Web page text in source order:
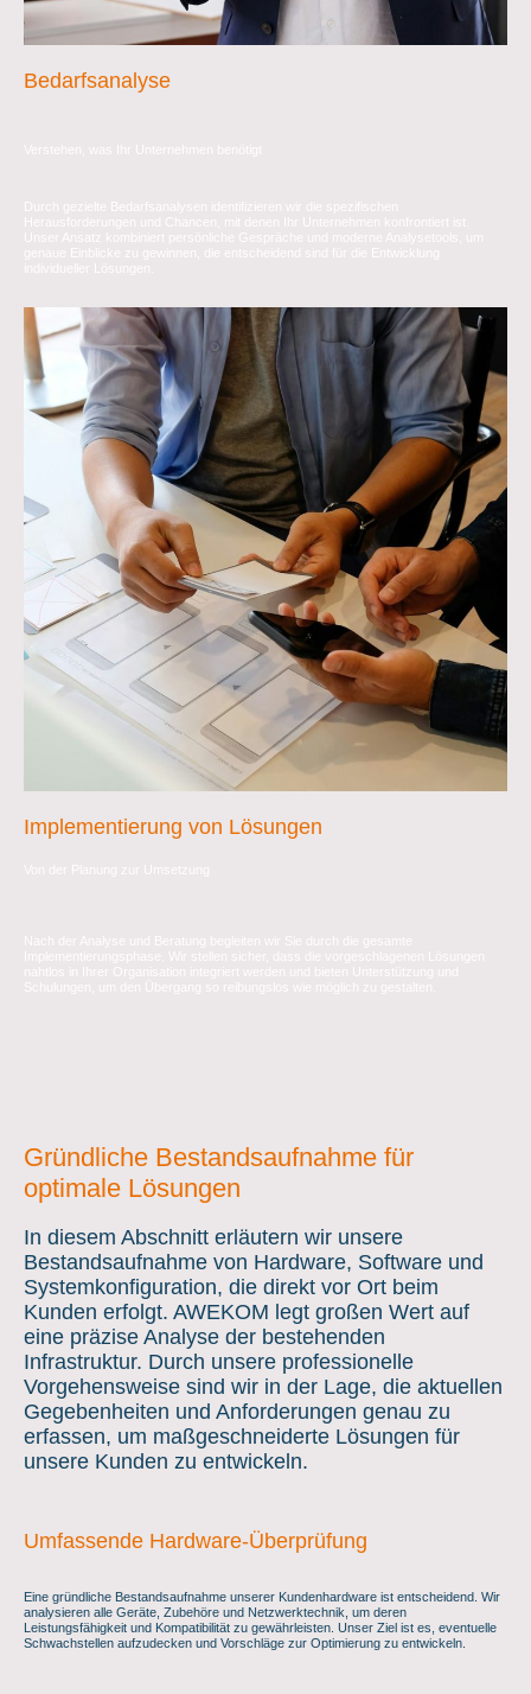
Bedarfsanalyse
Verstehen, was Ihr Unternehmen benötigt
Durch gezielte Bedarfsanalysen identifizieren wir die spezifischen
Herausforderungen und Chancen, mit denen Ihr Unternehmen konfrontiert ist.
Unser Ansatz kombiniert persönliche Gespräche und moderne Analysetools, um
genaue Einblicke zu gewinnen, die entscheidend sind für die Entwicklung
Implementierung von Lösungen
Von der Planung zur Umsetzung
Nach der Analyse und Beratung begleiten wir Sie durch die gesamte
Implementierungsphase. Wir stellen sicher, dass die vorgeschlagenen Lösungen
nahtlos in Ihrer Organisation integriert werden und bieten Unterstützung und
Schulungen, um den Übergang so reibungslos wie möglich zu gestalten.
Gründliche Bestandsaufnahme für
optimale Lösungen
In diesem Abschnitt erläutern wir unsere
Bestandsaufnahme von Hardware, Software und
Systemkonfiguration, die direkt vor Ort beim
Kunden erfolgt. AWEKOM legt großen Wert auf
eine präzise Analyse der bestehenden
Infrastruktur. Durch unsere professionelle
Vorgehensweise sind wir in der Lage, die aktuellen
Gegebenheiten und Anforderungen genau zu
erfassen, um maßgeschneiderte Lösungen für
unsere Kunden zu entwickeln.
Umfassende Hardware-Überprüfung
Eine gründliche Bestandsaufnahme unserer Kundenhardware ist entscheidend. Wir
analysieren alle Geräte, Zubehöre und Netzwerktechnik, um deren
Leistungsfähigkeit und Kompatibilität zu gewährleisten. Unser Ziel ist es, eventuelle
Schwachstellen aufzudecken und Vorschläge zur Optimierung zu entwickeln.